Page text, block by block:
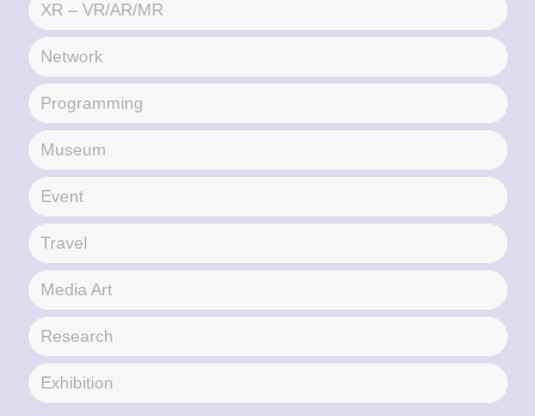
XR – VR/AR/MR
Network
Programming
Museum
Event
Travel
Media Art
Research
Exhibition